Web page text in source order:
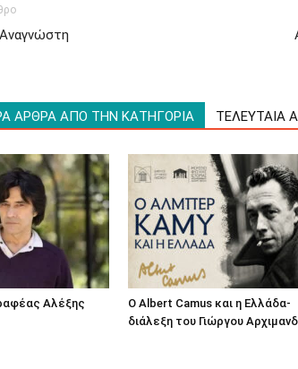
ΑΡΘΡΑ ΑΠΟ ΤΗΝ ΚΑΤΗΓΟΡΙΑ ΤΕΛΕΥΤΑΙΑ
Αλέξης
O Albert Camus και η Ελλάδα-
διάλεξη του Γιώργου